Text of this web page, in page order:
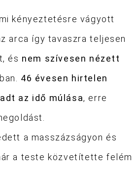
kényeztetésre vágyott
arca így tavaszra teljesen
és nem szívesen nézett
46 évesen hirtelen
az idő múlása, erre
a masszázságyon és
a teste közvetítette felém